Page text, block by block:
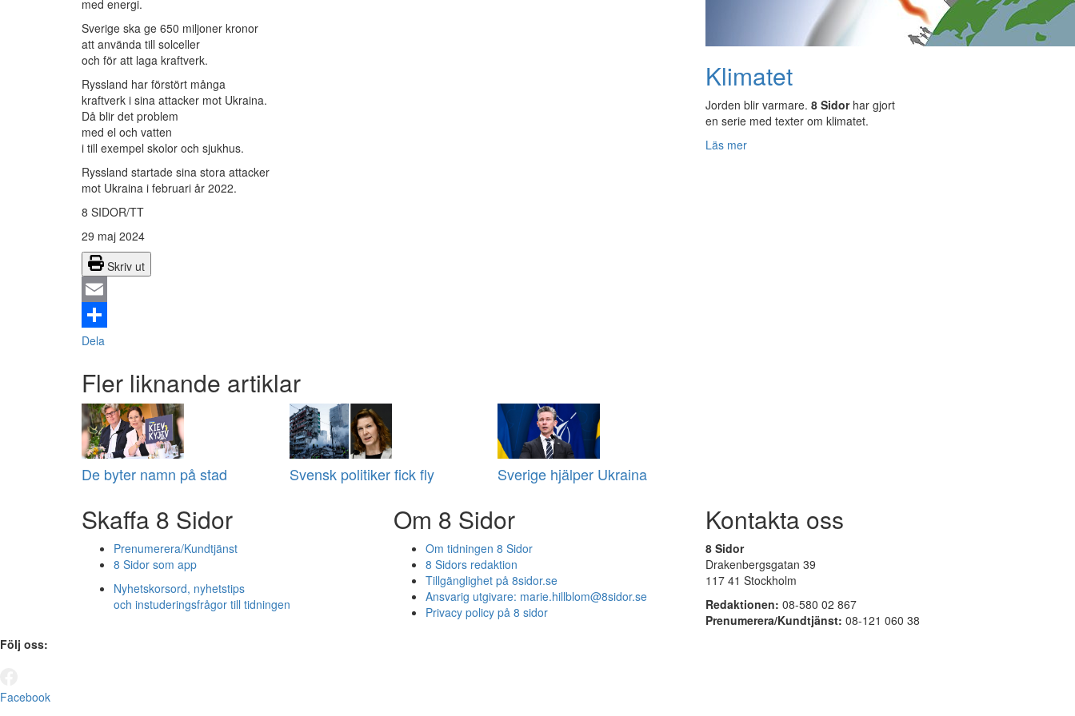
med energi.
Sverige ska ge 650 miljoner kronor
att använda till solceller
och för att laga kraftverk.
Ryssland har förstört många
kraftverk i sina attacker mot Ukraina.
Då blir det problem
med el och vatten
i till exempel skolor och sjukhus.
Ryssland startade sina stora attacker
mot Ukraina i februari år 2022.
8 SIDOR/TT
29 maj 2024
Skriv ut
Email
Dela
Fler liknande artiklar
De byter namn på stad Svensk politiker fick fly Sverige hjälper Ukraina
Klimatet
Jorden blir varmare. 8 Sidorhar gjort
en serie med texter om klimatet.
Läs mer
Skaffa 8 Sidor
Prenumerera/Kundtjänst
8 Sidor som app
Nyhetskorsord, nyhetstips
och instuderingsfrågor till tidningen
Om 8 Sidor
Om tidningen 8 Sidor
8 Sidors redaktion
Tillgänglighet på 8sidor.se
Ansvarig utgivare: marie.hillblom@8sidor.se
Privacy policy på 8 sidor
Kontakta oss
8 Sidor
Drakenbergsgatan 39
117 41 Stockholm
Redaktionen: 08-580 02 867
Prenumerera/Kundtjänst: 08-121 060 38
Följ oss:
Facebook